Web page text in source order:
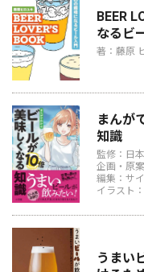
BEER
なるビ
著：藤原
まんが
知識
監修：日
企画・原
編集：サ
イラスト
うまい